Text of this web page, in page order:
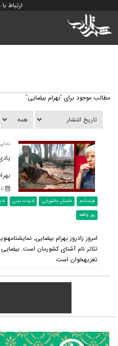
ارتباط با
مطالب موجود برای 'بهرام بیضایی'
۰۵
فیلمنامه داستان عاشورایی ادبیات دینی
روز واقعه
تئاتر نام آشنای کشورمان است.
تعزیه‎خوان است